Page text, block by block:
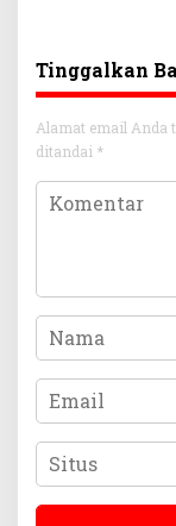
Tinggalkan
Alamat email Anda
ditandai *